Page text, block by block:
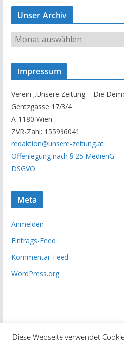
Unser Archiv
U
s
A
r
c
h
i
v
Impressum
Verein „Unsere Zeitung – Die
Gentzgasse 17/3/4
A-1180 Wien
ZVR-Zahl: 155996041
redaktion@unsere-zeitung.at
Offenlegung nach § 25 MedienG
DSGVO
Meta
Anmelden
Eintrags-Feed
Kommentar-Feed
WordPress.org
Diese Webseite verwendet